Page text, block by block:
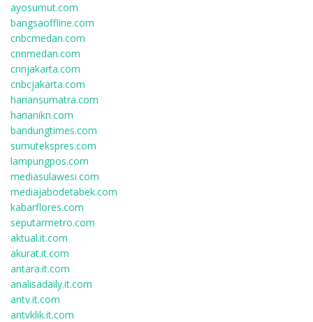
ayosumut.com
bangsaoffline.com
cnbcmedan.com
cnnmedan.com
cnnjakarta.com
cnbcjakarta.com
hariansumatra.com
harianikn.com
bandungtimes.com
sumutekspres.com
lampungpos.com
mediasulawesi.com
mediajabodetabek.com
kabarflores.com
seputarmetro.com
aktual.it.com
akurat.it.com
antara.it.com
analisadaily.it.com
antv.it.com
antvklik.it.com